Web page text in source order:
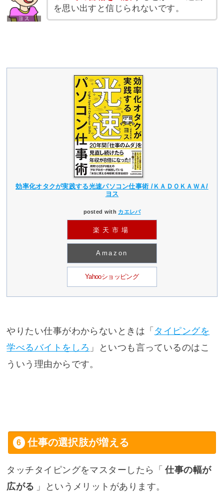
を思い出すと信じられないです。
効率化オタクが実践する光速パソコン仕事術 /ＫＡＤＯＫＡＷＡ/
ヨス
posted with カエレバ
楽天市場
Amazon
Yahooショッピング
やりたい仕事がわからないときは「 タイピングを
学べるバイトをしろ 」といつも言っているのはこ
ういう理由からです。
仕事の選択肢が増える
タッチタイピングをマスターしたら「 仕事の幅が
広がる 」というメリットがあります。